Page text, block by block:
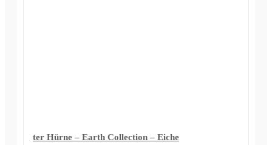
ter Hürne – Earth Collection – Eiche